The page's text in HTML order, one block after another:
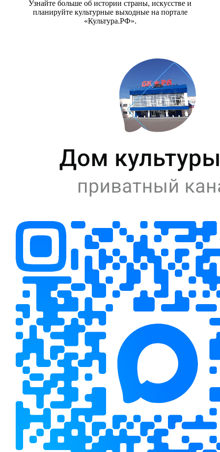
Узнайте больше об истории страны, искусстве и
планируйте культурные выходные на портале
«Культура.РФ».